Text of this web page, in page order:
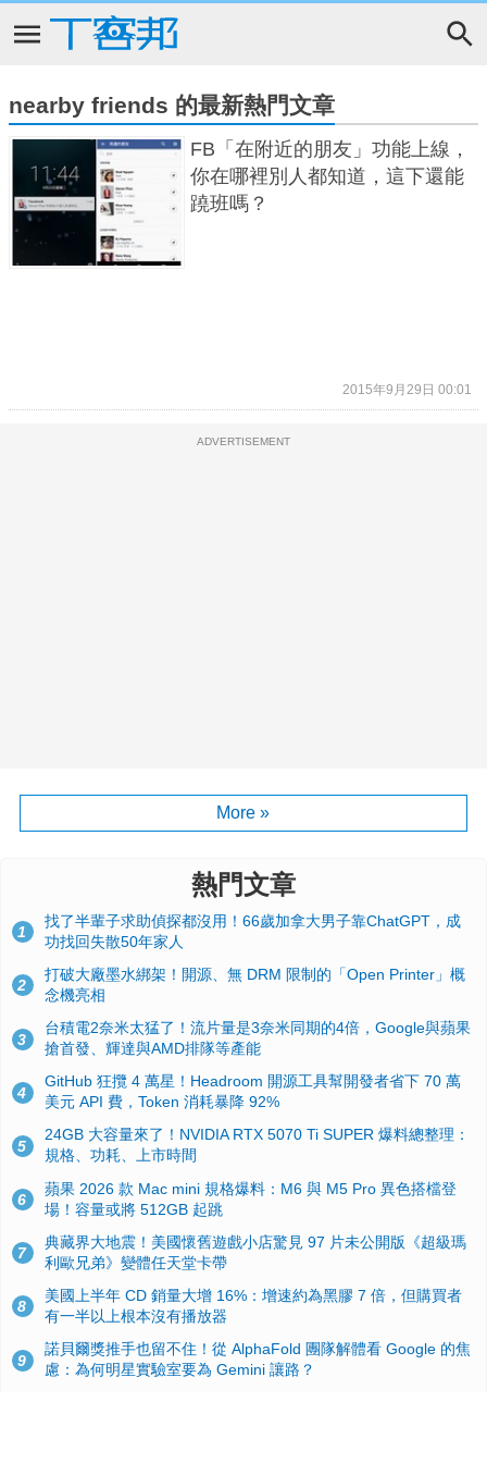
nearby friends 的最新熱門文章
FB「在附近的朋友」功能上線，
你在哪裡別人都知道，這下還能
蹺班嗎？
2015年9月29日 00:01
ADVERTISEMENT
More »
熱門文章
1
找了半輩子求助偵探都沒用！66歲加拿大男子靠ChatGPT，成
功找回失散50年家人
2
打破大廠墨水綁架！開源、無 DRM 限制的「Open Printer」概
念機亮相
3
台積電2奈米太猛了！流片量是3奈米同期的4倍，Google與蘋果
搶首發、輝達與AMD排隊等產能
4
GitHub 狂攬 4 萬星！Headroom 開源工具幫開發者省下 70 萬
美元 API 費，Token 消耗暴降 92%
5
24GB 大容量來了！NVIDIA RTX 5070 Ti SUPER 爆料總整理：
規格、功耗、上市時間
6
蘋果 2026 款 Mac mini 規格爆料：M6 與 M5 Pro 異色搭檔登
場！容量或將 512GB 起跳
7
典藏界大地震！美國懷舊遊戲小店驚見 97 片未公開版《超級瑪
利歐兄弟》變體任天堂卡帶
8
美國上半年 CD 銷量大增 16%：增速約為黑膠 7 倍，但購買者
有一半以上根本沒有播放器
9
諾貝爾獎推手也留不住！從 AlphaFold 團隊解體看 Google 的焦
慮：為何明星實驗室要為 Gemini 讓路？